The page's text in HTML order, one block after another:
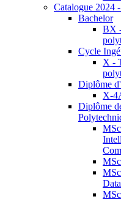
Catalogue 2024
Bachelor
BX
Cycle
X -
Diplôme
X-
Diplôme